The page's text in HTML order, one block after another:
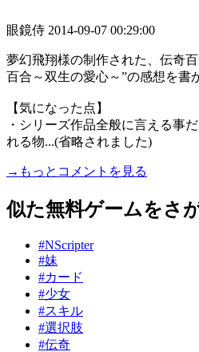
眼鏡侍 2014-09-07 00:29:00
夢幻飛翔様の制作された、伝奇
百合～双生の愛心～”の感想を書
【気になった点】
・シリーズ作品全般に言える事
れる物...(省略されました)
→もっとコメントを見る
似た無料ゲームをさ
#NScripter
#妹
#カード
#少女
#スキル
#選択肢
#伝奇